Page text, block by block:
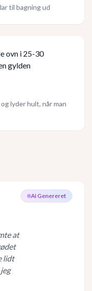
til bagning ud
ovn i 25-30
gylden
lyder hult, når man
AI Genereret
at
lidt